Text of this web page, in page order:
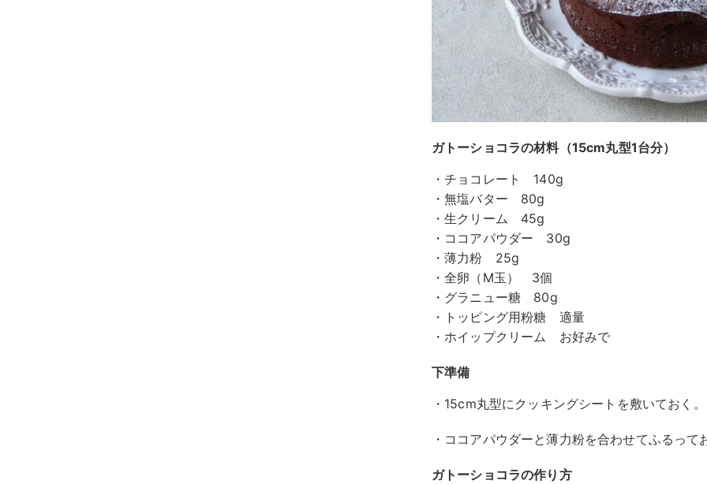
ガトーショコラの材料（15cm丸型1台分）
・チョコレート 140g
・無塩バター 80g
・生クリーム 45g
・ココアパウダー 30g
・薄力粉 25g
・全卵（M玉） 3個
・グラニュー糖 80g
・トッピング用粉糖 適量
・ホイップクリーム お好みで
下準備
・15cm丸型にクッキングシートを敷いておく。
・ココアパウダーと薄力粉を合わせてふるって
ガトーショコラの作り方